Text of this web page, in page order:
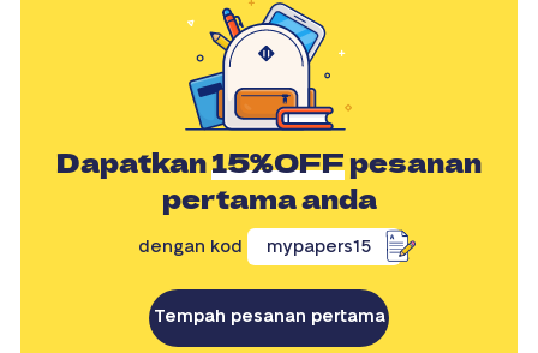
Dapatkan15%OFFpesanan
pertama anda
dengan kod mypapers15
Tempah pesanan pertama